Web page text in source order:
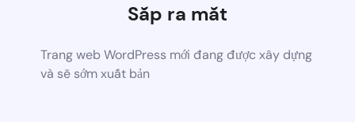
Sắp ra mắt
Trang web WordPress mới đang được xây dựng
và sẽ sớm xuất bản